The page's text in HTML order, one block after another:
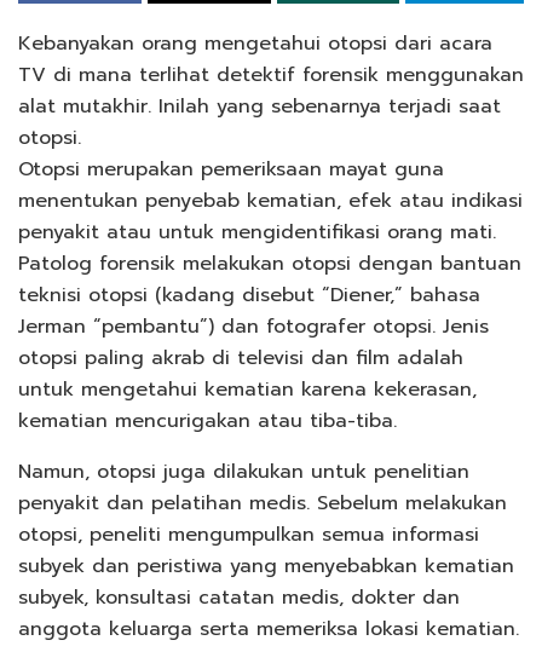
Kebanyakan orang mengetahui otopsi dari acara
TV di mana terlihat detektif forensik menggunakan
alat mutakhir. Inilah yang sebenarnya terjadi saat
otopsi.
Otopsi merupakan pemeriksaan mayat guna
menentukan penyebab kematian, efek atau indikasi
penyakit atau untuk mengidentifikasi orang mati.
Patolog forensik melakukan otopsi dengan bantuan
teknisi otopsi (kadang disebut “Diener,” bahasa
Jerman “pembantu”) dan fotografer otopsi. Jenis
otopsi paling akrab di televisi dan film adalah
untuk mengetahui kematian karena kekerasan,
kematian mencurigakan atau tiba-tiba.
Namun, otopsi juga dilakukan untuk penelitian
penyakit dan pelatihan medis. Sebelum melakukan
otopsi, peneliti mengumpulkan semua informasi
subyek dan peristiwa yang menyebabkan kematian
subyek, konsultasi catatan medis, dokter dan
anggota keluarga serta memeriksa lokasi kematian.